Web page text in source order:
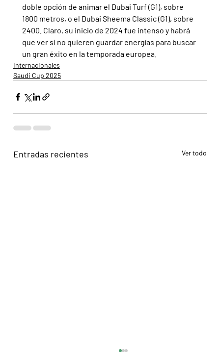
doble opción de animar el Dubai Turf (G1), sobre
1800 metros, o el Dubai Sheema Classic (G1), sobre
2400. Claro, su inicio de 2024 fue intenso y habrá
que ver si no quieren guardar energías para buscar
un gran éxito en la temporada europea.
Internacionales
Saudi Cup 2025
Entradas recientes Ver todo